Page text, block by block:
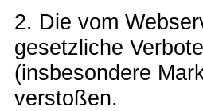
2. Die vom
gesetzliche
(insbesondere
verstoßen.